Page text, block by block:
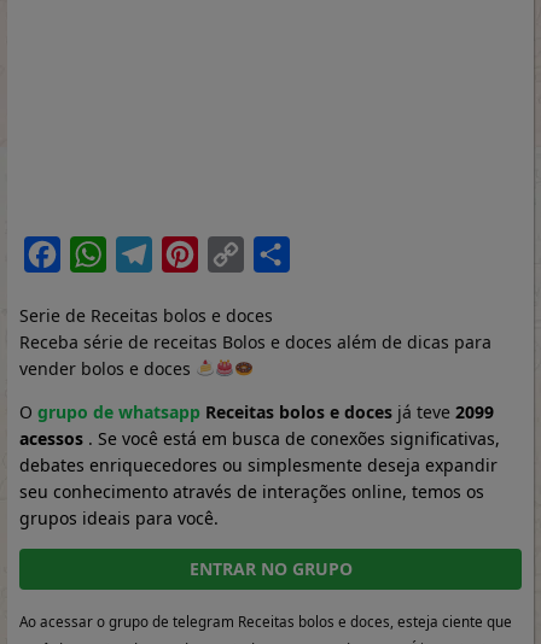
FacebookWhatsAppTelegramPinterest
Copy
Serie de Receitas bolos e doces
Receba série de receitas Bolos e doces além de dicas para
vender bolos e doces
O grupo de whatsapp Receitas bolos e doces já teve 2099
acessos . Se você está em busca de conexões significativas,
debates enriquecedores ou simplesmente deseja expandir
seu conhecimento através de interações online, temos os
grupos ideais para você.
ENTRAR NO GRUPO
Ao acessar o grupo de telegram Receitas bolos e doces, esteja ciente que